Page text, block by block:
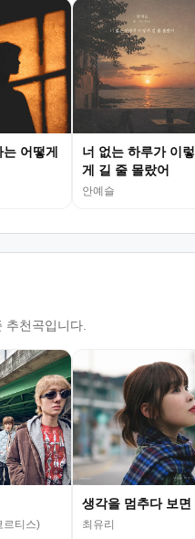
어떻게
너 없는 하루가 이렇
게 길 줄 몰랐어
안예슬
추천곡입니다.
르티스)
생각을 멈추다 보면
최유리